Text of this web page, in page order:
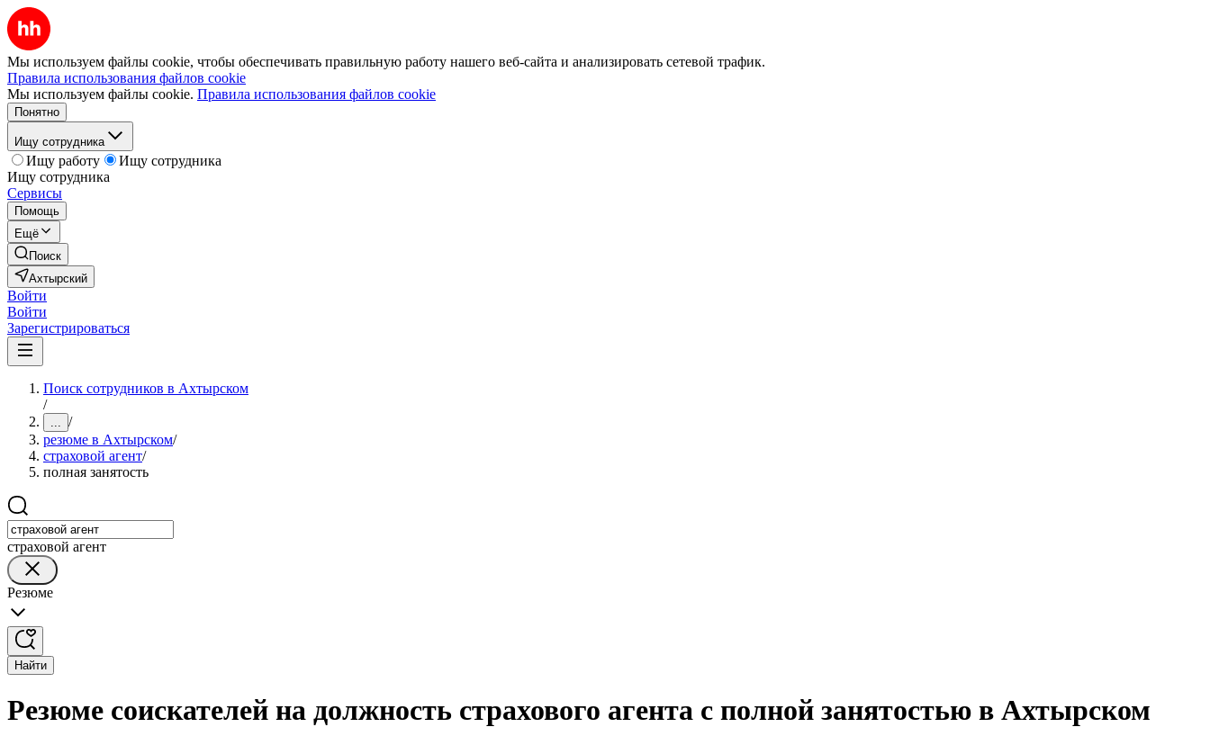
Мы используем файлы cookie, чтобы обеспечивать правильную работу нашего веб-сайта и анализировать сетевой трафик.
Правила использования файлов cookie
Мы используем файлы cookie. Правила использования файлов cookie
Понятно
Ищу сотрудника
Ищу работу
Ищу сотрудника
Ищу сотрудника
Сервисы
Помощь
Ещё
Поиск
Ахтырский
Войти
Войти
Зарегистрироваться
Поиск сотрудников в Ахтырском
/
... /
резюме в Ахтырском/
страховой агент/
полная занятость
страховой агент
Резюме
Найти
Резюме соискателей на должность страхового агента с полной занятостью в Ахтырском